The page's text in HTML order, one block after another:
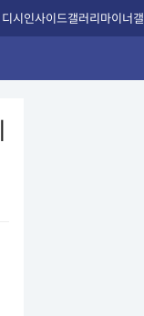
디시인사이드갤러리마이너갤